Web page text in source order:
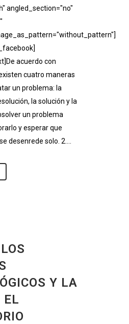
angled_section="no"
acuerdo con
cuatro maneras
un problema: la
la solución y la
un problema
y esperar que
desenrede solo. 2....
LOS
Y LA
EL